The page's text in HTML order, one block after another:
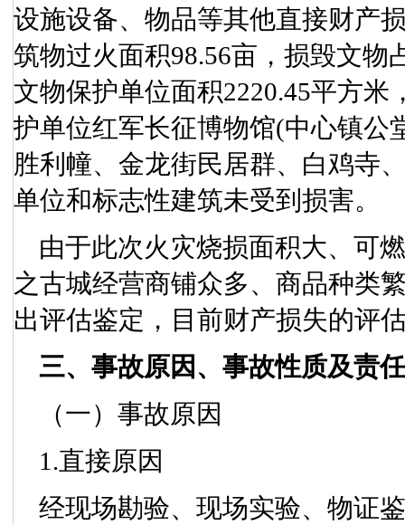
设施设备、物品等其他直接财产
筑物过火面积98.56亩，损毁文物
文物保护单位面积2220.45平方米
护单位红军长征博物馆(中心镇公
胜利幢、金龙街民居群、白鸡寺
单位和标志性建筑未受到损害。
由于此次火灾烧损面积大、可
之古城经营商铺众多、商品种类
出评估鉴定，目前财产损失的评
三、事故原因、事故性质及责
（一）事故原因
1.直接原因
经现场勘验、现场实验、物证